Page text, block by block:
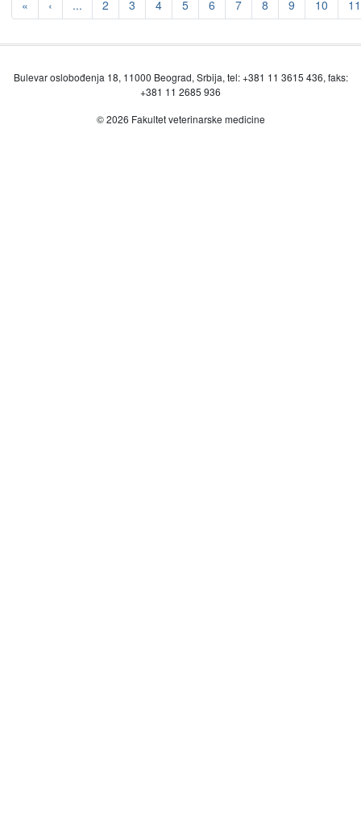
« ‹ ... 2 3 4 5 6 7 8 9 10 11
Bulevar oslobođenja 18, 11000 Beograd, Srbija, tel: +381 11 3615 436, faks:
+381 11 2685 936
© 2026 Fakultet veterinarske medicine